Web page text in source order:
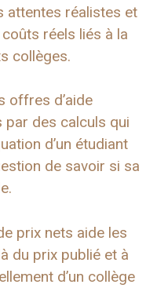
attentes réalistes et
réels liés à la
collèges.
offres d’aide
des calculs qui
d’un étudiant
de savoir si sa
prix nets aide les
du prix publié et à
d’un collège